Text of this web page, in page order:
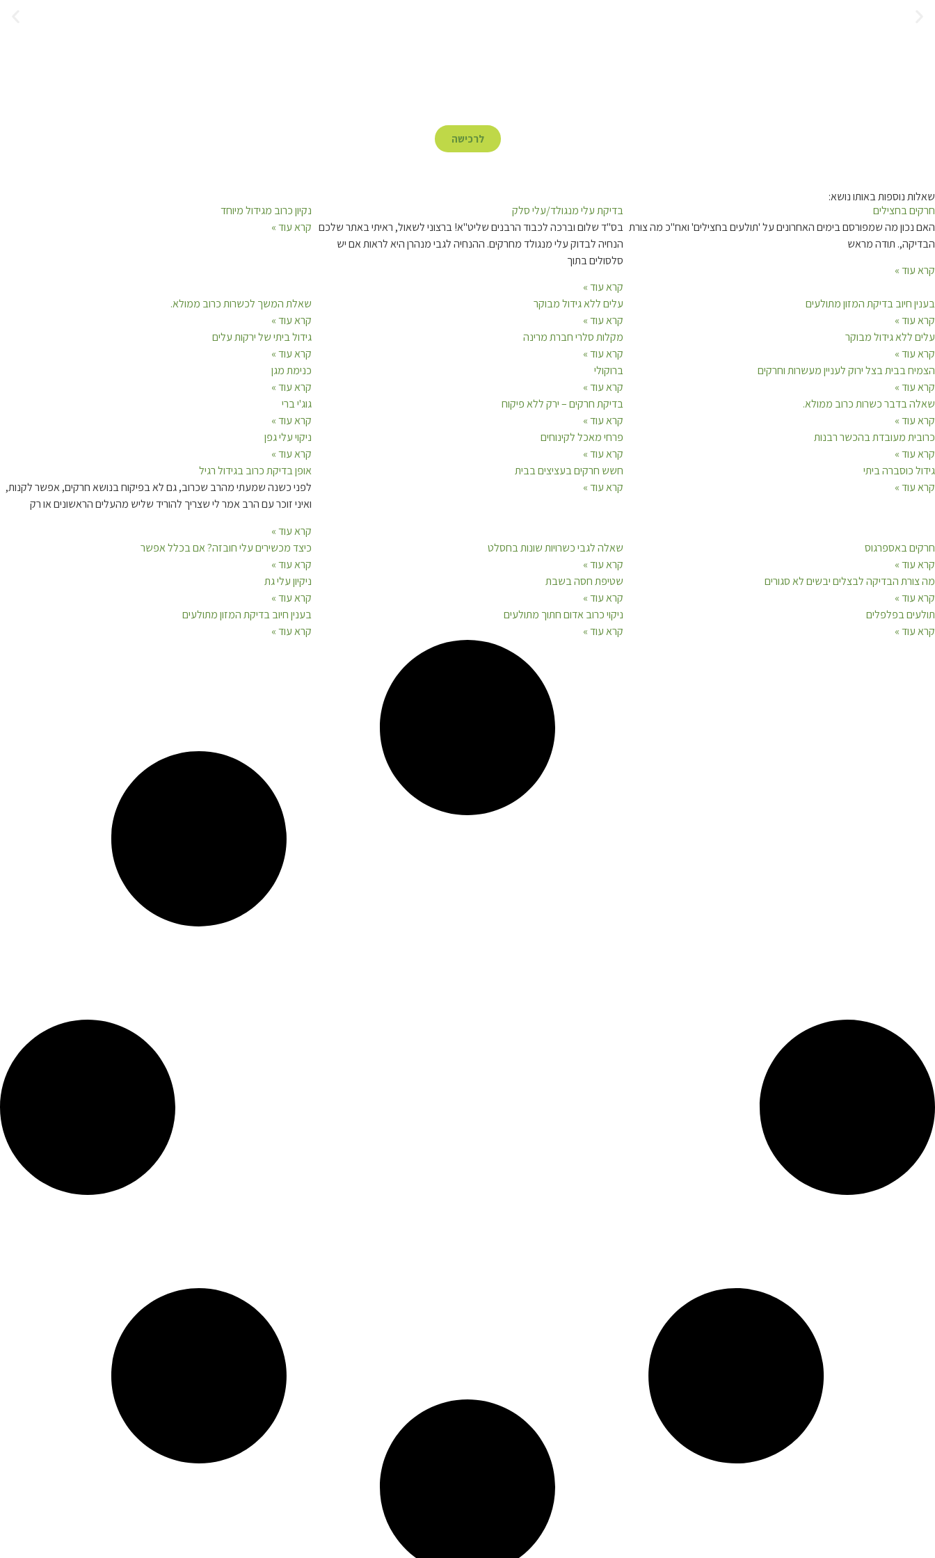
לרכישה
שאלות נוספות באותו נושא:
חרקים בחצילים
האם נכון מה שמפורסם בימים האחרונים על 'תולעים בחצילים' ואח"כ מה צורת
הבדיקה,. תודה מראש
קרא עוד »
בדיקת עלי מנגולד/עלי סלק
בס"ד שלום וברכה לכבוד הרבנים שליט"א! ברצוני לשאול, ראיתי באתר שלכם
הנחיה לבדוק עלי מנגולד מחרקים. ההנחיה לגבי מנהרן היא לראות אם יש
סלסולים בתוך
קרא עוד »
נקיון כרוב מגידול מיוחד
קרא עוד »
בענין חיוב בדיקת המזון מתולעים
קרא עוד »
עלים ללא גידול מבוקר
קרא עוד »
שאלת המשך לכשרות כרוב ממולא.
קרא עוד »
עלים ללא גידול מבוקר
קרא עוד »
מקלות סלרי חברת מרינה
קרא עוד »
גידול ביתי של ירקות עלים
קרא עוד »
הצמיח בבית בצל ירוק לעניין מעשרות וחרקים
קרא עוד »
ברוקולי
קרא עוד »
כנימת מגן
קרא עוד »
שאלה בדבר כשרות כרוב ממולא.
קרא עוד »
בדיקת חרקים – ירק ללא פיקוח
קרא עוד »
גוג'י ברי
קרא עוד »
כרובית מעובדת בהכשר רבנות
קרא עוד »
פרחי מאכל לקינוחים
קרא עוד »
ניקוי עלי גפן
קרא עוד »
גידול כוסברה ביתי
קרא עוד »
חשש חרקים בעציצים בבית
קרא עוד »
אופן בדיקת כרוב בגידול רגיל
לפני כשנה שמעתי מהרב שכרוב, גם לא בפיקוח בנושא חרקים, אפשר לקנות,
ואיני זוכר עם הרב אמר לי שצריך להוריד שליש מהעלים הראשונים או רק
קרא עוד »
חרקים באספרגוס
קרא עוד »
שאלה לגבי כשרויות שונות בחסלט
קרא עוד »
כיצד מכשירים עלי חובזה? אם בכלל אפשר
קרא עוד »
מה צורת הבדיקה לבצלים יבשים לא סגורים
קרא עוד »
שטיפת חסה בשבת
קרא עוד »
ניקיון עלי גת
קרא עוד »
תולעים בפלפלים
קרא עוד »
ניקוי כרוב אדום חתוך מתולעים
קרא עוד »
בענין חיוב בדיקת המזון מתולעים
קרא עוד »